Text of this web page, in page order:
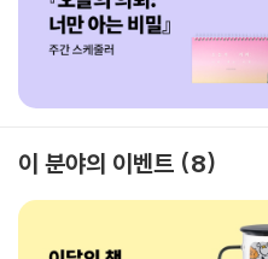
이 분야의 이벤트 8